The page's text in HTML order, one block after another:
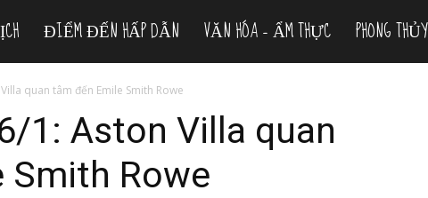
ĐIỂM ĐẾN HẤP DẪN VĂN HÓA – ẨM THỰC PHONG THỦY
quan tâm đến Emile Smith Rowe
1: Aston Villa quan
Smith Rowe